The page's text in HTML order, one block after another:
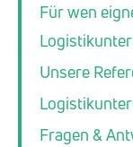
Für wen
Unsere
Fragen &